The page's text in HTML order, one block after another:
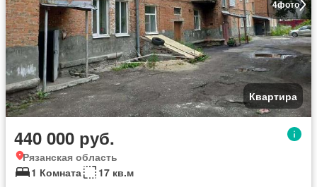
4фото
Квартира
440 000 руб.
Рязанская область
1 Комната
17 кв.м